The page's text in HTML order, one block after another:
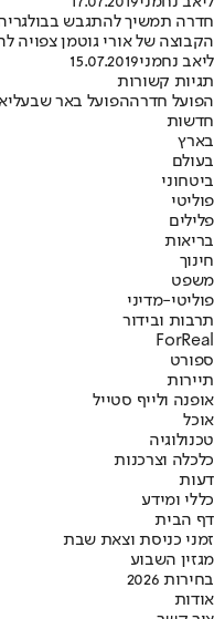
חדרה תמשיך להתגבש
הקבוצה של אורי גוטמן
ליאב נחמני15.07.2019
תגיות קשורות
הפועל חדרההפועל באר שבע
חדשות
בארץ
בעולם
ביטחוני
פוליטי
פלילים
בריאות
חינוך
משפט
פוליטי-מדיני
תרבות ובידור
ForReal
ספורט
תיירות
אופנה ולייף סטייל
אוכל
טכנולוגיה
כלכלה וצרכנות
דעות
כללי ומידע
דף הבית
זמני כניסת וצאת שבת
מגזין השבוע
בחירות 2026
אודות